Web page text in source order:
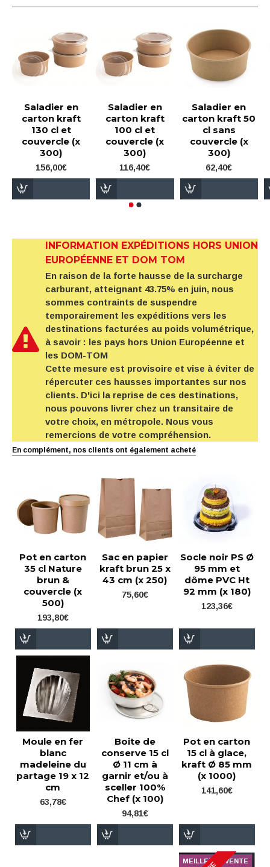
Saladier en
carton kraft
130 cl et
couvercle (x
300)
156,00€
Saladier en
carton kraft
100 cl et
couvercle (x
300)
116,40€
Saladier en
carton kraft 50
cl sans
couvercle (x
300)
62,40€
INFORMATION EXPÉDITIONS HORS UNION
EUROPÉENNE ET DOM TOM
En raison de la forte hausse de la surcharge
carburant, atteignant 43.75% en juin, nous
sommes contraints de suspendre
temporairement les expéditions vers les
destinations facturées au poids volumétrique,
à savoir : les pays hors Union Européenne et
les DOM-TOM
Cette mesure est provisoire et vise à éviter de
répercuter ces hausses importantes sur nos
clients. D'ici la reprise de ces destinations,
nous pouvons livrer chez un transitaire de
votre choix, en métropole. Nous vous
remercions de votre compréhension.
En complément, nos clients ont également acheté
Pot en carton
35 cl Nature
brun &
couvercle (x
500)
193,80€
Sac en papier
kraft brun 25 x
43 cm (x 250)
75,60€
Socle noir PS Ø
95 mm et
dôme PVC Ht
92 mm (x 180)
123,36€
Moule en fer
blanc
madeleine du
partage 19 x 12
cm
63,78€
Boite de
conserve 15 cl
Ø 11 cm à
garnir et/ou à
sceller 100%
Chef (x 100)
94,81€
Pot en carton
15 cl à glace,
kraft Ø 85 mm
(x 1000)
141,60€
MEILLEURE VENTE